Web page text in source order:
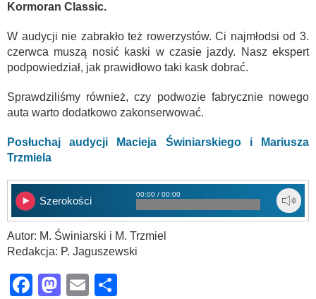
Kormoran Classic.
W audycji nie zabrakło też rowerzystów. Ci najmłodsi od 3.
czerwca muszą nosić kaski w czasie jazdy. Nasz ekspert
podpowiedział, jak prawidłowo taki kask dobrać.
Sprawdziliśmy również, czy podwozie fabrycznie nowego
auta warto dodatkowo zakonserwować.
Posłuchaj audycji Macieja Świniarskiego i Mariusza
Trzmiela
Szerokości
00:00 / 00:00
Autor: M. Świniarski i M. Trzmiel
Redakcja: P. Jaguszewski
Facebook
Mastodon
Email